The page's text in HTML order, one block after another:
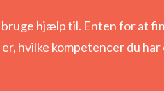
hjælp til. Enten for at
hvilke kompetencer du har